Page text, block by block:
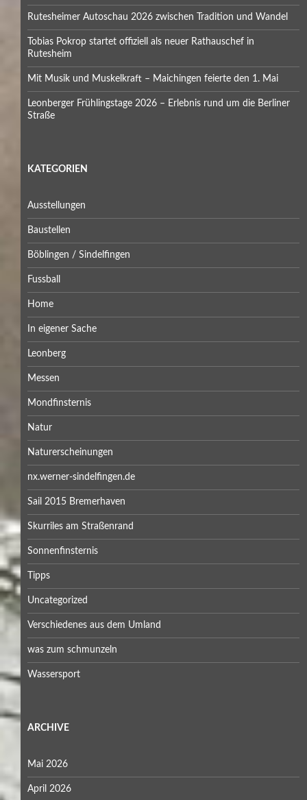
Rutesheimer Autoschau 2026 zwischen Tradition und Wandel
Tobias Pokrop startet offiziell als neuer Rathauschef in
Rutesheim
Mit Musik und Muskelkraft – Maichingen feierte den 1. Mai
Leonberger Frühlingstage 2026 – Erlebnis rund um die Berliner
Straße
KATEGORIEN
Ausstellungen
Baustellen
Böblingen / Sindelfingen
Fussball
Home
In eigener Sache
Leonberg
Messen
Mondfinsternis
Natur
Naturerscheinungen
nx.werner-sindelfingen.de
Sail 2015 Bremerhaven
Skurriles am Straßenrand
Sonnenfinsternis
Tipps
Uncategorized
Verschiedenes aus dem Umland
was zum schmunzeln
Wassersport
ARCHIVE
Mai 2026
April 2026